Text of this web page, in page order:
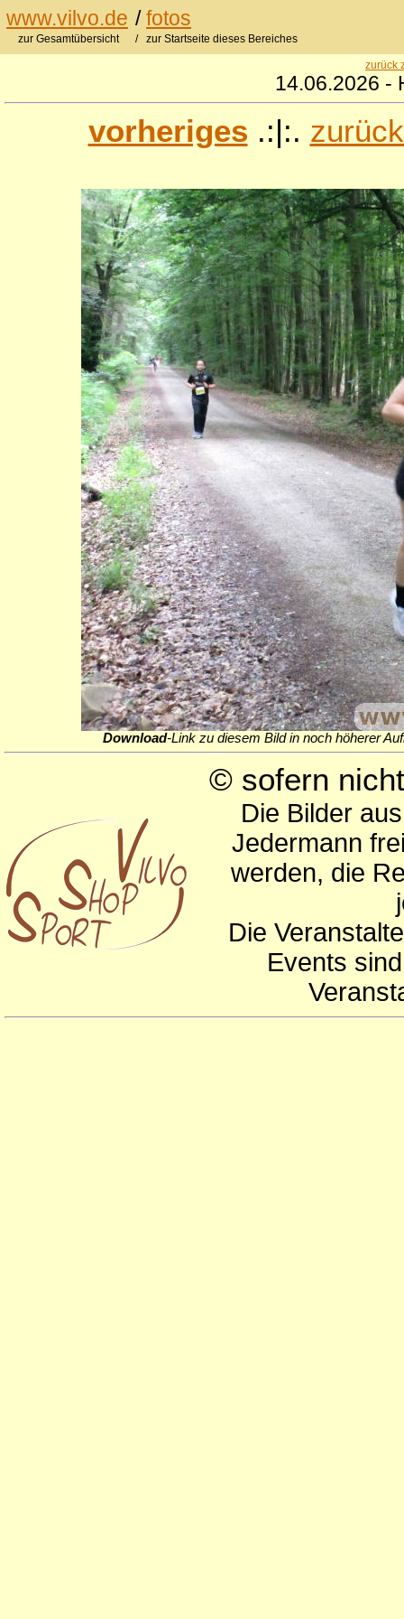
www.vilvo.de /fotos
zur Gesamtübersicht / zur Startseite dieses Bereiches
zurück
14.06.2026 -
vorheriges .:|:.
Download-Link zu diesem Bild in noch höherer
© sofern
Die Bilder
Jedermann
werden, die
Die
Events